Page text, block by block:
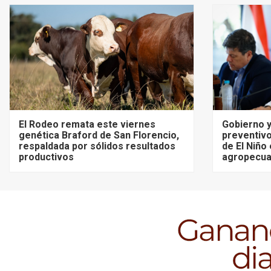
El Rodeo remata este viernes
genética Braford de San Florencio,
respaldada por sólidos resultados
productivos
Gobierno
de El